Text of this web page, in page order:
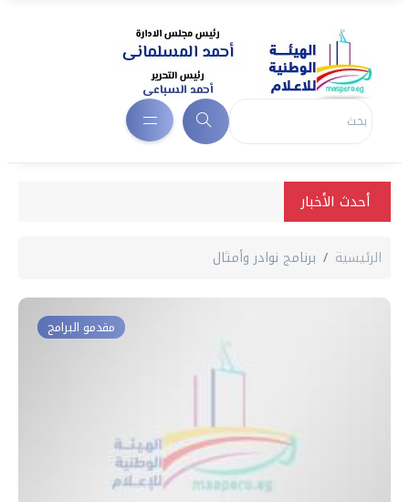
أحدث الأخبار
الرئيسية برنامج نوادر وأمثال
مقدمو البرامج